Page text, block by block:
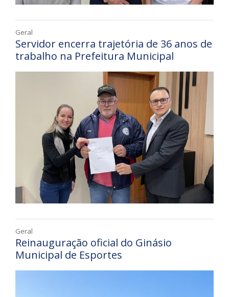
Geral
Servidor encerra trajetória de 36 anos de
trabalho na Prefeitura Municipal
Geral
Reinauguração oficial do Ginásio
Municipal de Esportes